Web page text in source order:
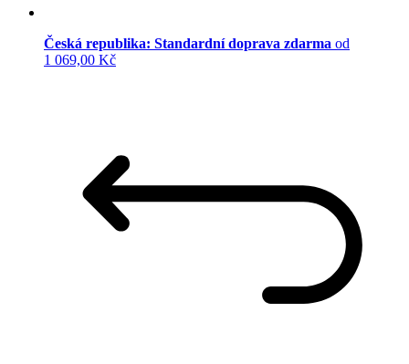
Česká republika: Standardní doprava zdarma od
1 069,00 Kč